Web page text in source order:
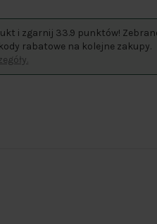
i zgarnij 33.9 punktów!
rabatowe na kolejne zakupy.